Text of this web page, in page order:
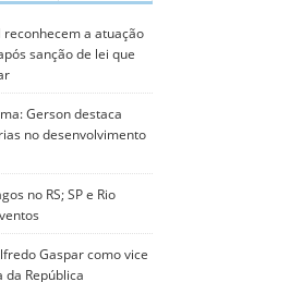
a atuação
sanção de lei que
Gerson destaca
no desenvolvimento
no RS; SP e Rio
Gaspar como vice
da República